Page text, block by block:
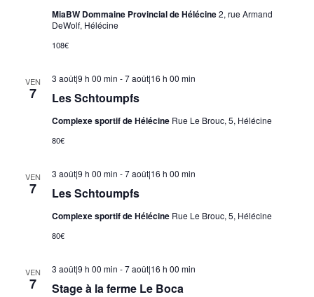
MiaBW Dommaine Provincial de Hélécine2, rue Armand
DeWolf, Hélécine
108€
VEN
7 Les Schtoumpfs
3 août|9 h 00 min -7 août|16 h 00 min
Complexe sportif de Hélécine Rue Le Brouc, 5, Hélécine
80€
VEN
7 Les Schtoumpfs
3 août|9 h 00 min -7 août|16 h 00 min
Complexe sportif de Hélécine Rue Le Brouc, 5, Hélécine
80€
VEN
7 Stage à la ferme Le Boca
3 août|9 h 00 min -7 août|16 h 00 min